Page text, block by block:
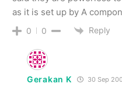
as it is set up by A
0 0 Reply
Gerakan K 30 Sep